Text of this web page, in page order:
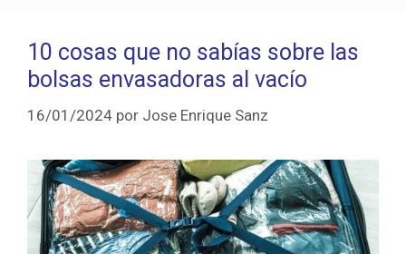
10 cosas que no sabías sobre las
bolsas envasadoras al vacío
16/01/2024 por Jose Enrique Sanz